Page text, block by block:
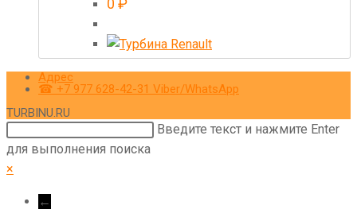
0 ₽
Адрес
☎ +7 977 628-42-31 Viber/WhatsApp
TURBINU.RU
Поиск
на
сайте
Введите текст и нажмите Enter
для выполнения поиска
×
←